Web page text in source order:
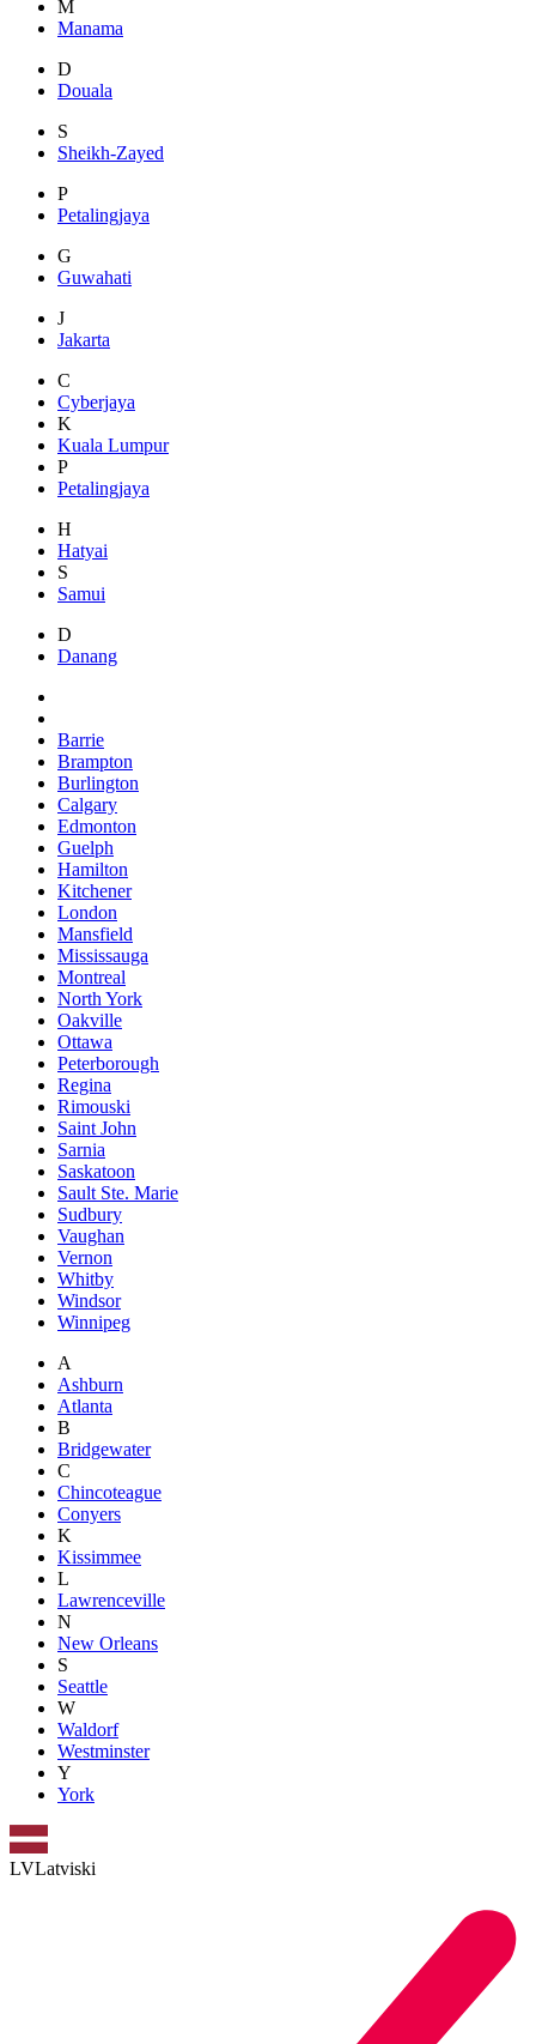
M
Manama
D
Douala
S
Sheikh-Zayed
P
Petalingjaya
G
Guwahati
J
Jakarta
C
Cyberjaya
K
Kuala Lumpur
P
Petalingjaya
H
Hatyai
S
Samui
D
Danang
Barrie
Brampton
Burlington
Calgary
Edmonton
Guelph
Hamilton
Kitchener
London
Mansfield
Mississauga
Montreal
North York
Oakville
Ottawa
Peterborough
Regina
Rimouski
Saint John
Sarnia
Saskatoon
Sault Ste. Marie
Sudbury
Vaughan
Vernon
Whitby
Windsor
Winnipeg
A
Ashburn
Atlanta
B
Bridgewater
C
Chincoteague
Conyers
K
Kissimmee
L
Lawrenceville
N
New Orleans
S
Seattle
W
Waldorf
Westminster
Y
York
LVLatviski